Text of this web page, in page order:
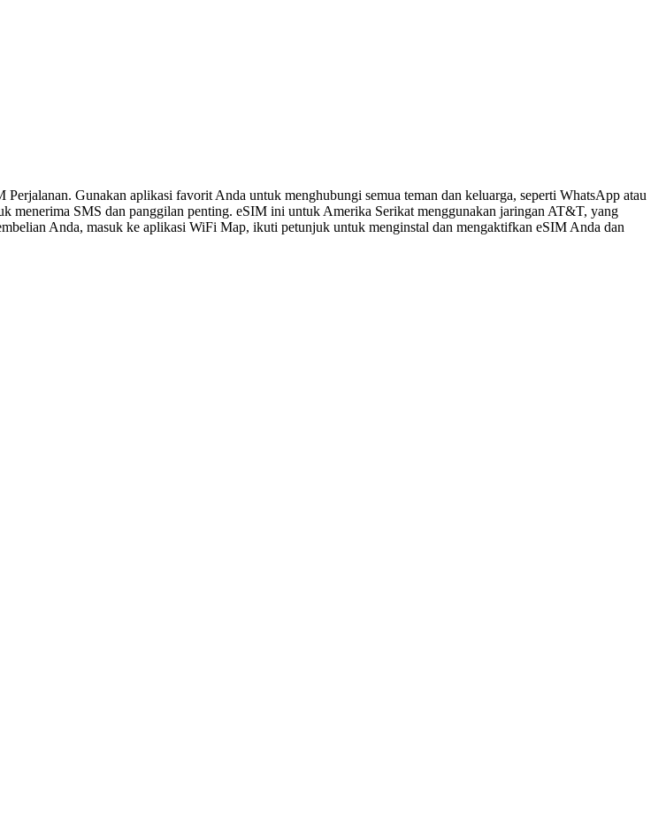
Gunakan aplikasi favorit Anda untuk menghubungi semua teman dan keluarga, seperti WhatsApp atau
menerima SMS dan panggilan penting. eSIM ini untuk Amerika Serikat menggunakan jaringan AT&T, yang
Anda, masuk ke aplikasi WiFi Map, ikuti petunjuk untuk menginstal dan mengaktifkan eSIM Anda dan